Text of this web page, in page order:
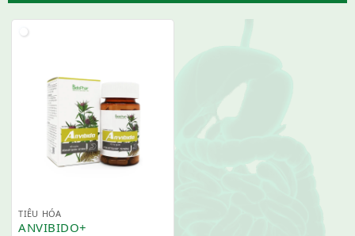
TIÊU HÓA
ANVIBIDO+